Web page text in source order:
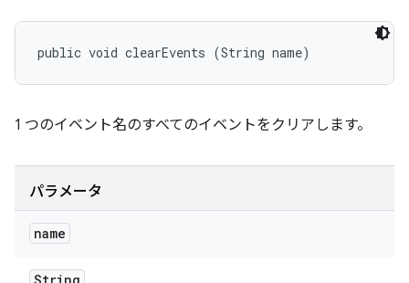
public void clearEvents (String name)
1 つのイベント名のすべてのイベントをクリアします。
パラメータ
name